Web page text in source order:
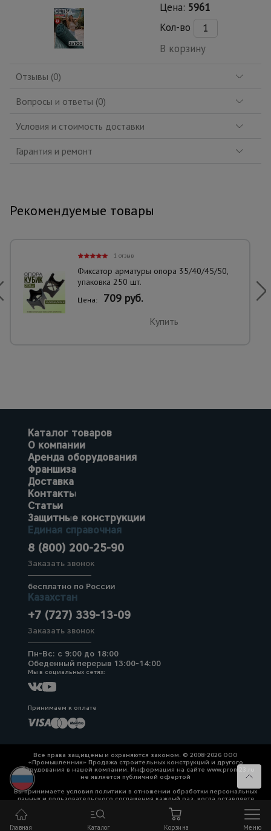
Цена: 5961
Кол-во
В корзину
Отзывы (0)
Вопросы и ответы (0)
Условия и стоимость доставки
Гарантия и ремонт
Рекомендуемые товары
1 отзыв
Фиксатор арматуры опора 35/40/45/50,
упаковка 250 шт.
Цена: 709 руб.
Купить
Каталог товаров
О компании
Аренда оборудования
Франшиза
Доставка
Контакты
Статьи
Защитные конструкции
Единая справочная
8 (800) 200-25-90
Заказать звонок
бесплатно по России
Казахстан
+7 (727) 339-13-09
Заказать звонок
Пн-Вс: с 9:00 до 18:00
Обеденный перерыв 13:00-14:00
Мы в социальных сетях:
Принимаем к оплате
Все права защищены и охраняются законом. © 2008-2026 ООО
«Промышленник» Продажа строительных конструкций и другого
оборудования в нашей компании. Информация на сайте www.prom23.ru
не является публичной офертой
Вы принимаете условия политики в отношении обработки персональных
данных и пользовательского соглашения каждый раз, когда оставляете
свои данные в любой форме обратной связи на сайте prom23.ru и его
Политика конфиденциальности
Главная Каталог Корзина Меню